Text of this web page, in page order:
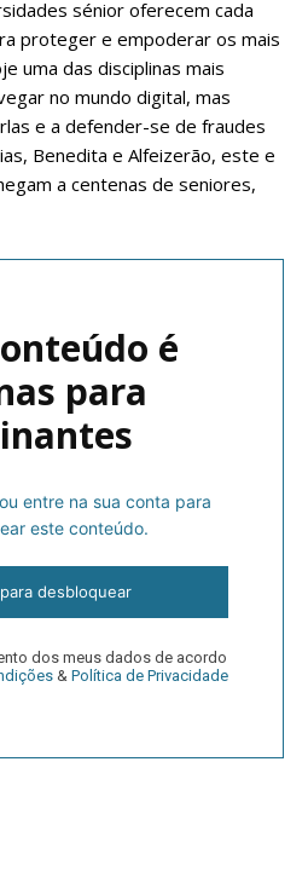
sénior oferecem cada
proteger e empoderar os mais
uma das disciplinas mais
no mundo digital, mas
e a defender-se de fraudes
Benedita e Alfeizerão, este e
a centenas de seniores,
é
para
entre na sua conta para
este conteúdo.
desbloquear
dos meus dados de acordo
& Política de Privacidade